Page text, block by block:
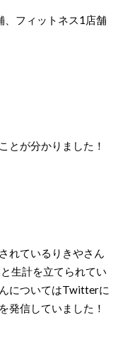
、フィットネス1 店舗
とが分かりました！
れているりきやさん
生計を立てられてい
についてはTwitterに
発信していました！